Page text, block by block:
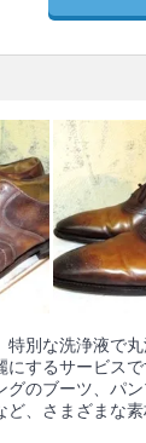
特別な洗浄液で
にするサービスで
グのブーツ、パ
ど、さまざまな